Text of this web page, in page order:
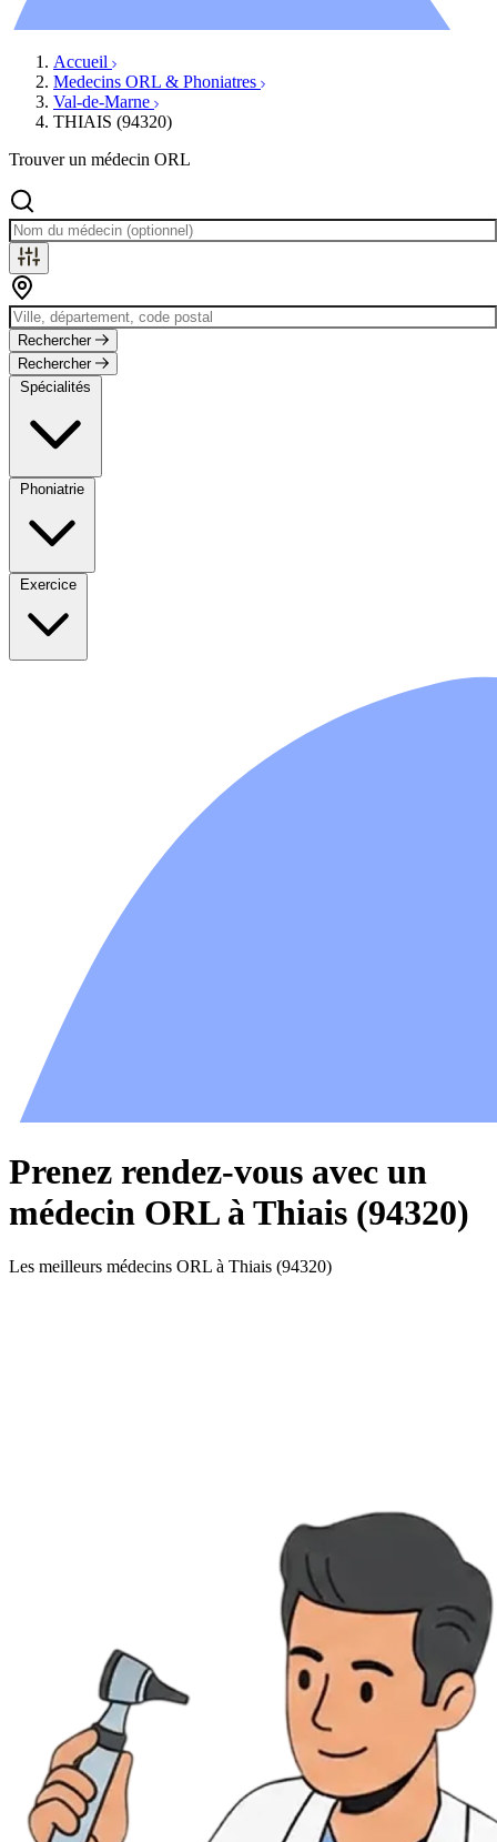
Accueil
Medecins ORL & Phoniatres
Val-de-Marne
THIAIS (94320)
Trouver un médecin ORL
Rechercher
Rechercher
Spécialités
Phoniatrie
Exercice
Prenez rendez-vous avec un
médecin ORL à Thiais (94320)
Les meilleurs médecins ORL à Thiais (94320)